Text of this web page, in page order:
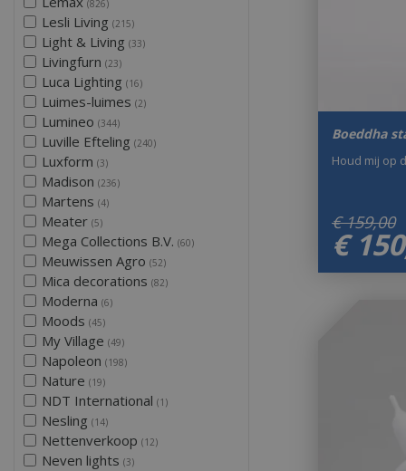
Boeddha
€ 159,00
€ 150
Houd mij op
(826)
Lesli Living (215)
Light & Living (33)
Livingfurn (23)
Luca Lighting (16)
Luimes-luimes (2)
Lumineo (344)
Luville Efteling (240)
Luxform (3)
Madison (236)
Martens (4)
Meater (5)
Mega Collections B.V. (60)
Meuwissen Agro (52)
Mica decorations (82)
Moderna (6)
Moods (45)
My Village (49)
Napoleon (198)
Nature (19)
NDT International (1)
Nesling (14)
Nettenverkoop (12)
Neven lights (3)